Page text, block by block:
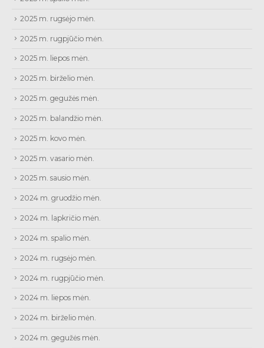
2025 m. rugsėjo mėn.
2025 m. rugpjūčio mėn.
2025 m. liepos mėn.
2025 m. birželio mėn.
2025 m. gegužės mėn.
2025 m. balandžio mėn.
2025 m. kovo mėn.
2025 m. vasario mėn.
2025 m. sausio mėn.
2024 m. gruodžio mėn.
2024 m. lapkričio mėn.
2024 m. spalio mėn.
2024 m. rugsėjo mėn.
2024 m. rugpjūčio mėn.
2024 m. liepos mėn.
2024 m. birželio mėn.
2024 m. gegužės mėn.